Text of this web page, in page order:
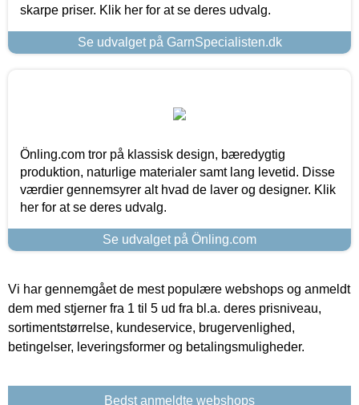
skarpe priser. Klik her for at se deres udvalg.
Se udvalget på GarnSpecialisten.dk
Önling.com tror på klassisk design, bæredygtig
produktion, naturlige materialer samt lang levetid. Disse
værdier gennemsyrer alt hvad de laver og designer. Klik
her for at se deres udvalg.
Se udvalget på Önling.com
Vi har gennemgået de mest populære webshops og anmeldt
dem med stjerner fra 1 til 5 ud fra bl.a. deres prisniveau,
sortimentstørrelse, kundeservice, brugervenlighed,
betingelser, leveringsformer og betalingsmuligheder.
Bedst anmeldte webshops